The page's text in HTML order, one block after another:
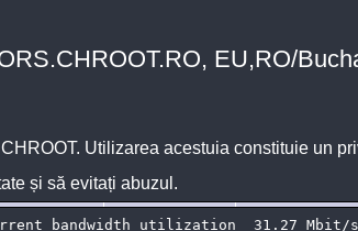
EU,RO/
CHROOT. Utilizarea acestuia constituie un
și să evitați abuzul.